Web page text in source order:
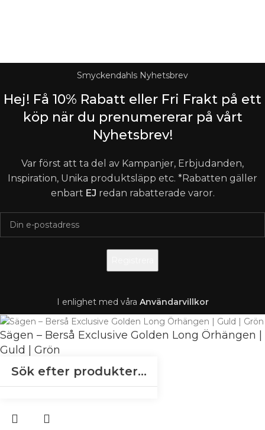
Smyckendahls Nyhetsbrev
Hej! Få 10% Rabatt eller Fri Frakt på ett
köp när du prenumererar på vårt
Nyhetsbrev!
Var först att ta del av Kampanjer, Erbjudanden,
Inspiration, Unika produktsläpp etc. *Rabatten gäller
enbart EJ redan rabatterade varor.
I enlighet med våra Användarvillkor
Sägen – Berså Exclusive Golden Long Örhängen |
Guld | Grön
1 795kr
Slut i lager